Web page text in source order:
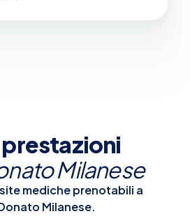
Milanese
mediche prenotabili a
Milanese.